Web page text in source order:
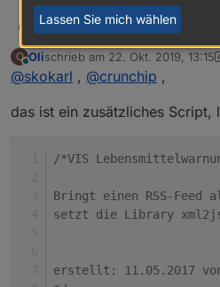
skokarl@ crunchipsagte in
@skokarlsagte in
und rechts aller
finde den Baum auch
lol..... view in widget....
O
Online
Olischrieb am 22. Okt. 2019, 13:15
zuletzt editiert von Oli
@skokarl , @crunchip ,
das ist ein zusätzliches Script,
/*VIS
Bringt einen RSS-
setzt die Library
erstellt: 11.05.2017
Lassen Sie mich wählen